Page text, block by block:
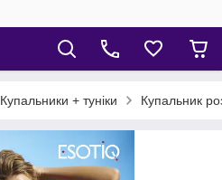
Купальники + туніки Купальник